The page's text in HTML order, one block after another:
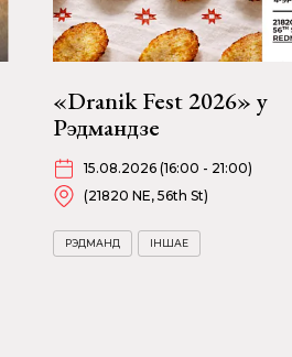
«Dranik Fest 2026» у
Рэдмандзе
15.08.2026 (16:00 - 21:00)
(21820 NE, 56th St)
РЭДМАНД ІНШАЕ